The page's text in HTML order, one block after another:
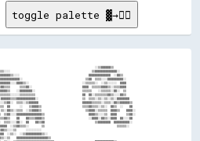
toggle palette ▓→✊🏽
░░▒▒▓▓▓▓▓▓▒▒
▒▒▓▓▓▓▓▓▓▓▓▓▓▓▓▓░░
▓▓▓▓▓▓▓▓▓▓▓▓▓▓  ░░▓▓▒▒
▒▒▓▓  ▒▒▒▒░░░░▓▓▓▓▓▓▓▓▓▓░░
░░▒▒▒▒▒▒░░  ░░▒▒░░░░░░  ▓▓▓▓
▒▒▒▒▓▓░░                                ▓▓▓▓  ▒▒▒▒▒▒▓▓▓▓▒▒░░▒▒▒▒▓▓▓▓
░░▓▓▓▓▓▓▓▓░░                              ▒▒▒▒▒▒    ░░▒▒▒▒▒▒░░▓▓░░  ▒▒
▓▓  ▓▓░░▒▒▒▒▒▒▒▒▓▓▒▒░░░░▓▓▒▒
▒▒  ▒▒▒▒░░▒▒░░▒▒░░▒▒░░▓▓▓▓▓▓▓▓
▒▒▒▒░░▒▒▓▓▓▓▓▓                            ▓▓▓▓▓▓▒▒▒▒▒▒░░▒▒▒▒░░▓▓▒▒▓▓▓▓▓▓▒▒
▓▓      ░░    ▒▒▓▓▓▓▒▒                          ▒▒▒▒▓▓▒▒▒▒░░▒▒░░  ▓▓▒▒  ░░    ▓▓
▒▒░░▓▓▒▒░░▒▒▒▒  ░░▒▒▓▓▓▓▒▒                            ▒▒▓▓▓▓░░▒▒▒▒▒▒  ▓▓▓▓▒▒    ▓▓▓▓░░
▒▒▓▓░░░░▓▓▓▓▓▓▓▓▓▓▓▓▓▓▓▓▒▒                            ▓▓▓▓▒▒░░░░▒▒  ▓▓▓▓      ▒▒▓▓░░
▓▓    ▓▓▒▒▒▒▓▓▓▓▒▒                            ░░▓▓▓▓░░▓▓▒▒░░▓▓▓▓  ▓▓░░░░▓▓
▒▒▒▒░░░░▓▓░░  ▓▓    ▓▓▒▒▓▓                                ▒▒▓▓▓▓▓▓▓▓  ▓▓▓▓▓▓▓▓▓▓░░
░░▒▒▓▓▒▒▒▒░░        ▒▒                                              ▒▒▒▒▒▒░░
▓▓▒▒▒▒▓▓▒▒░░░░▒▒      ░░░░░░░░░░
▓▓▒▒▓▓▓▓  ░░▒▒░░  ░░▒▒▓▓▓▓▓▓▓▓▓▓▒▒░░
░░▒▒▓▓▓▓  ▓▓░░  ▓▓▓▓▒▒░░▒▒    ▓▓▓▓▓▓▓▓▓▓▓▓▓▓▓▓▓▓▓▓▒▒